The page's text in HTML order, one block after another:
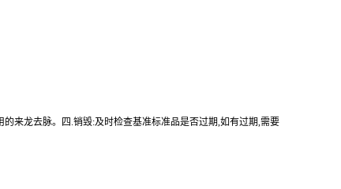
来龙去脉。四.销毁:及时检查基准标准品是否过期,如有过期,需要